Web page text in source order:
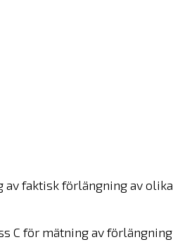
faktisk förlängning av olika
C för mätning av förlängning